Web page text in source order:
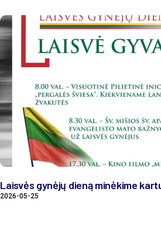
Laisvės gynėjų dieną minėkime
2026-05-25